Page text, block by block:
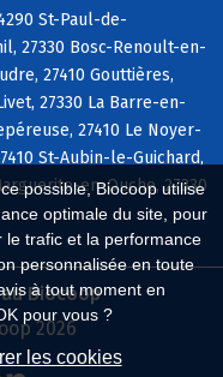
possible, Biocoop utilise
optimale du site, pour
le trafic et la performance
personnalisée en toute
à tout moment en
pour vous ?
les cookies
St-Paul-de-
27330 Bosc-Renoult-en-
27410 Gouttières,
27330 La Barre-en-
27410 Le Noyer-
St-Aubin-le-Guichard,
en-Ouche, 27330
Biocoop
2026